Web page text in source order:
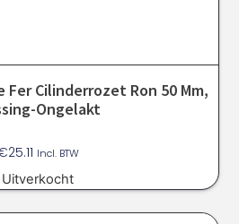
Fer Cilinderrozet Ron 50 Mm,
Ongelakt
25.11 Incl. BTW
Uitverkocht